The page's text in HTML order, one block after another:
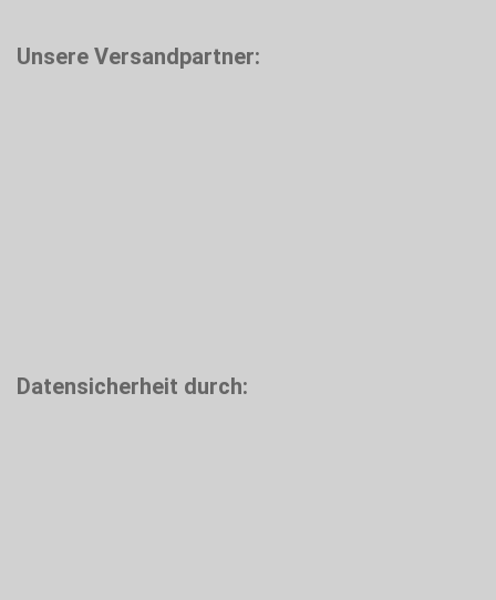
Unsere Versandpartner:
Datensicherheit durch: